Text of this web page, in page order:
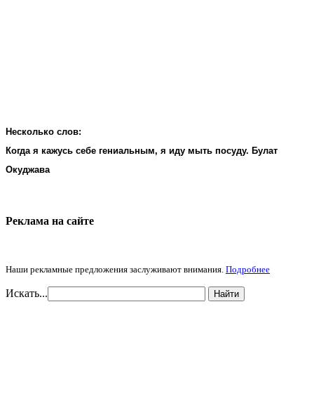
Несколько слов:
Когда я кажусь себе гениальным, я иду мыть посуду. Булат
Окуджава
Реклама на cайте
Наши рекламные предложения заслуживают внимания. Подробнее
Искать... Найти